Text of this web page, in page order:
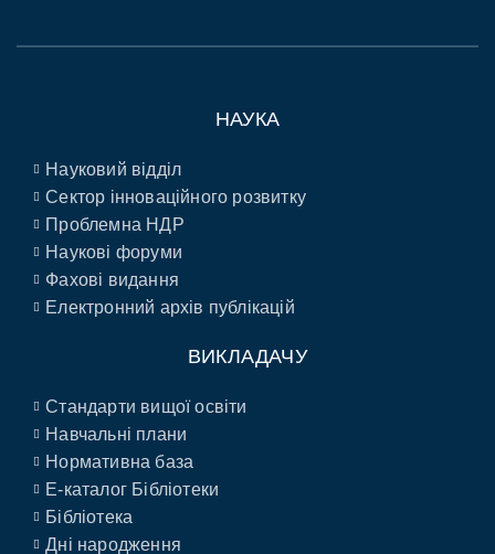
НАУКА
Науковий відділ
Сектор інноваційного розвитку
Проблемна НДР
Наукові форуми
Фахові видання
Електронний архів публікацій
ВИКЛАДАЧУ
Стандарти вищої освіти
Навчальні плани
Нормативна база
E-каталог Бібліотеки
Бібліотека
Дні народження